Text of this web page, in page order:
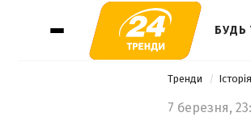
БУДЬ
Тренди
7 березня,